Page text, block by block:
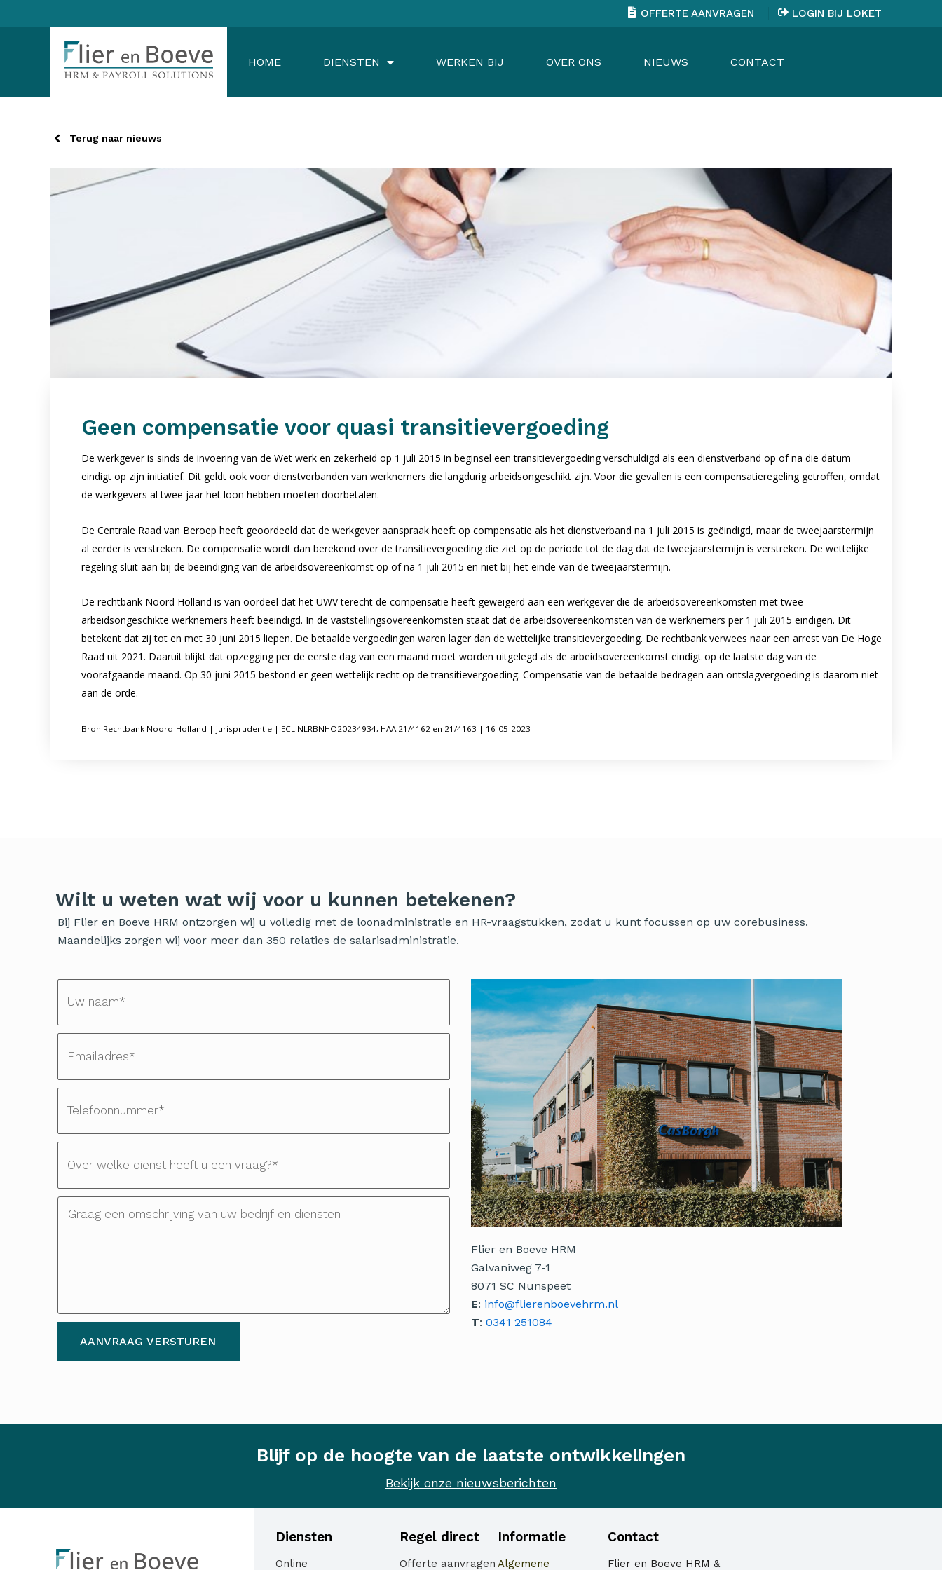
OFFERTE AANVRAGEN LOGIN BIJ LOKET
HOME DIENSTEN WERKEN BIJ OVER ONS NIEUWS CONTACT
Terug naar nieuws
Geen compensatie voor quasi transitievergoeding
De werkgever is sinds de invoering van de Wet werk en zekerheid op 1 juli 2015 in beginsel een transitievergoeding verschuldigd als een dienstverband op of na die datum
eindigt op zijn initiatief. Dit geldt ook voor dienstverbanden van werknemers die langdurig arbeidsongeschikt zijn. Voor die gevallen is een compensatieregeling getroffen, omdat
de werkgevers al twee jaar het loon hebben moeten doorbetalen.
De Centrale Raad van Beroep heeft geoordeeld dat de werkgever aanspraak heeft op compensatie als het dienstverband na 1 juli 2015 is geëindigd, maar de tweejaarstermijn
al eerder is verstreken. De compensatie wordt dan berekend over de transitievergoeding die ziet op de periode tot de dag dat de tweejaarstermijn is verstreken. De wettelijke
regeling sluit aan bij de beëindiging van de arbeidsovereenkomst op of na 1 juli 2015 en niet bij het einde van de tweejaarstermijn.
De rechtbank Noord Holland is van oordeel dat het UWV terecht de compensatie heeft geweigerd aan een werkgever die de arbeidsovereenkomsten met twee
arbeidsongeschikte werknemers heeft beëindigd. In de vaststellingsovereenkomsten staat dat de arbeidsovereenkomsten van de werknemers per 1 juli 2015 eindigen. Dit
betekent dat zij tot en met 30 juni 2015 liepen. De betaalde vergoedingen waren lager dan de wettelijke transitievergoeding. De rechtbank verwees naar een arrest van De Hoge
Raad uit 2021. Daaruit blijkt dat opzegging per de eerste dag van een maand moet worden uitgelegd als de arbeidsovereenkomst eindigt op de laatste dag van de
voorafgaande maand. Op 30 juni 2015 bestond er geen wettelijk recht op de transitievergoeding. Compensatie van de betaalde bedragen aan ontslagvergoeding is daarom niet
aan de orde.
Bron:Rechtbank Noord-Holland | jurisprudentie | ECLINLRBNHO20234934, HAA 21/4162 en 21/4163 | 16-05-2023
Wilt u weten wat wij voor u kunnen betekenen?
Bij Flier en Boeve HRM ontzorgen wij u volledig met de loonadministratie en HR-vraagstukken, zodat u kunt focussen op uw corebusiness.
Maandelijks zorgen wij voor meer dan 350 relaties de salarisadministratie.
AANVRAAG VERSTUREN
Flier en Boeve HRM
Galvaniweg 7-1
8071 SC Nunspeet
E: info@flierenboevehrm.nl
T: 0341 251084
Blijf op de hoogte van de laatste ontwikkelingen
Bekijk onze nieuwsberichten
Diensten
Online
Regel direct
Offerte aanvragen
Informatie
Algemene
Contact
Flier en Boeve HRM &